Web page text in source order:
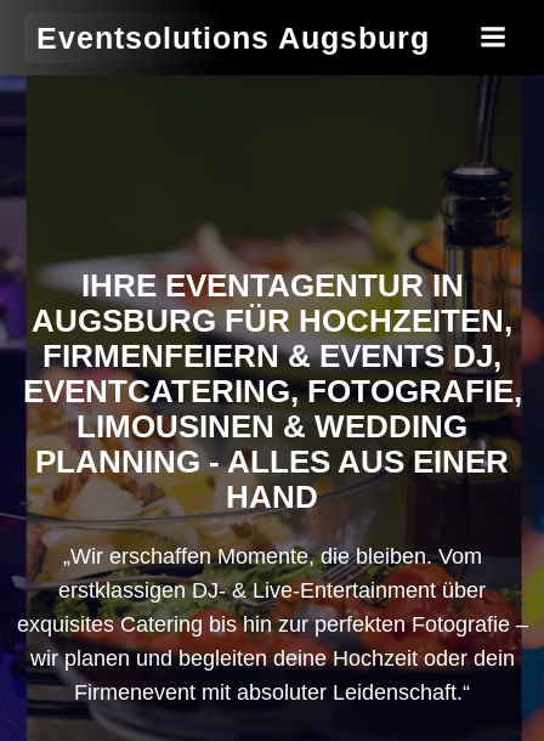
Eventsolutions Augsburg
IHRE EVENTAGENTUR IN
AUGSBURG FÜR HOCHZEITEN,
FIRMENFEIERN & EVENTS DJ,
EVENTCATERING, FOTOGRAFIE,
LIMOUSINEN & WEDDING
PLANNING - ALLES AUS EINER
HAND
„Wir erschaffen Momente, die bleiben. Vom
erstklassigen DJ- & Live-Entertainment über
exquisites Catering bis hin zur perfekten Fotografie –
wir planen und begleiten deine Hochzeit oder dein
Firmenevent mit absoluter Leidenschaft.“